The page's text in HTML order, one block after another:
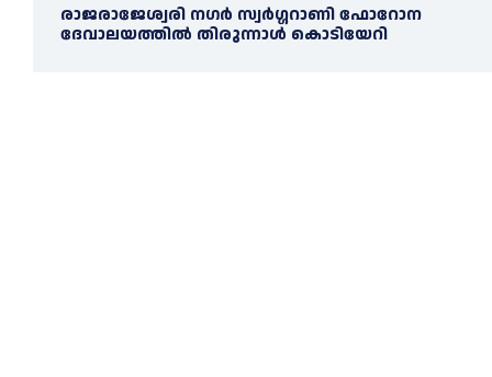
രാജരാജേശ്വരി നഗർ സ്വർഗ്ഗറാണി ഫോറോന
ദേവാലയത്തിൽ തിരുന്നാൾ കൊടിയേറി